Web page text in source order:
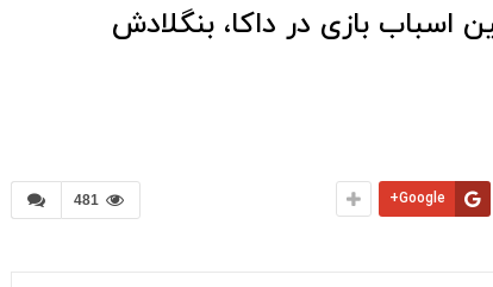
اسباب بازی در داکا، بنگلادش
481 Google+